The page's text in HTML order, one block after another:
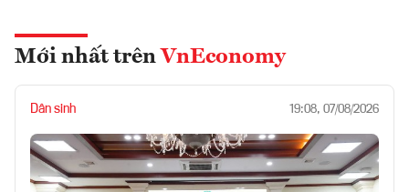
Mới nhất trên VnEconomy
Dân sinh 19:08, 07/08/2026